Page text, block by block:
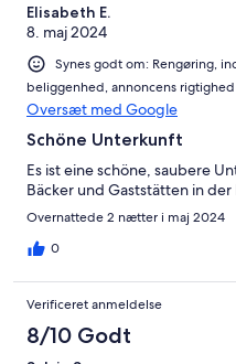
Elisabeth E.
8. maj 2024
Synes godt om: Rengøring,
beliggenhed, annoncens rigtighed
Oversæt med Google
Schöne Unterkunft
Es ist eine schöne, saubere
Bäcker und Gaststätten in der
Overnattede 2 nætter i maj 2024
0
Verificeret anmeldelse
8/10 Godt